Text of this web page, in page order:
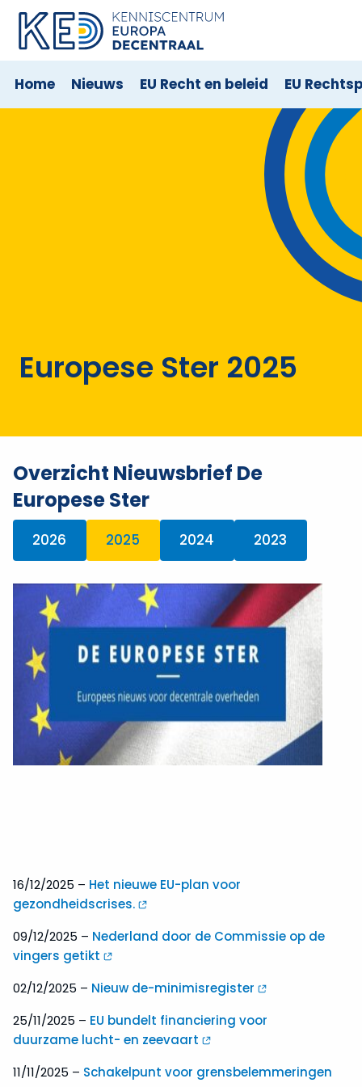
Home Nieuws EU Recht en beleid EU
Europese Ster 2025
Overzicht Nieuwsbrief De
Europese Ster
2026 2025 2024 2023
16/12/2025 – Het nieuwe EU-plan voor
gezondheidscrises.
09/12/2025 – Nederland door de Commissie op de
vingers getikt
02/12/2025 – Nieuw de-minimisregister
25/11/2025 – EU bundelt financiering voor
duurzame lucht- en zeevaart
11/11/2025 – Schakelpunt voor grensbelemmeringen